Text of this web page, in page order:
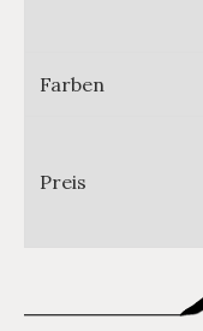
Farben
Preis